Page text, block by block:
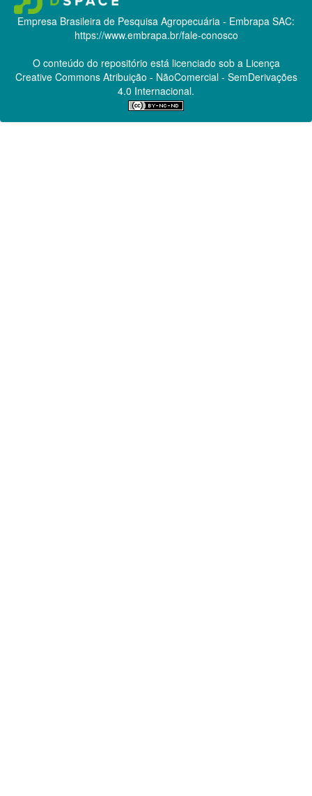
Empresa Brasileira de Pesquisa Agropecuária - Embrapa SAC:
https://www.embrapa.br/fale-conosco
O conteúdo do repositório está licenciado sob a Licença
Creative CommonsAtribuição - NãoComercial - SemDerivações
4.0 Internacional.